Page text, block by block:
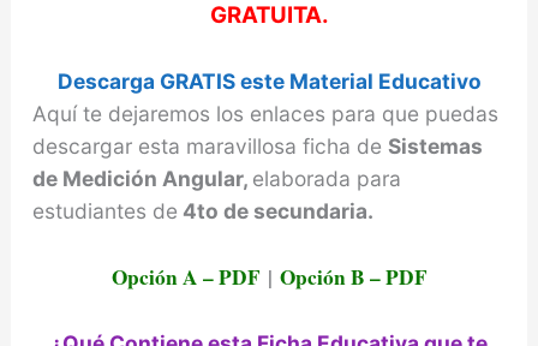
GRATUITA.
Descarga GRATIS este Material Educativo
Aquí te dejaremos los enlaces para que puedas
descargar esta maravillosa ficha de Sistemas
de Medición Angular, elaborada para
estudiantes de 4to de secundaria.
Opción A – PDF | Opción B – PDF